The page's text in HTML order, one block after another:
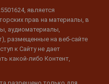
является
прав на материалы, в
аудиоматериалы,
размещенные на веб-сайте
к Сайту не дает
какой-либо Контент,